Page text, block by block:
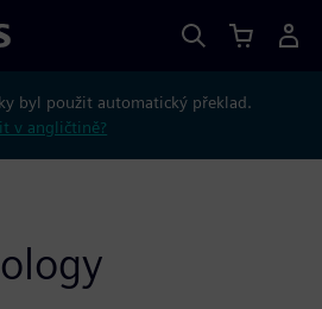
byl použit automatický překlad.
v angličtině?